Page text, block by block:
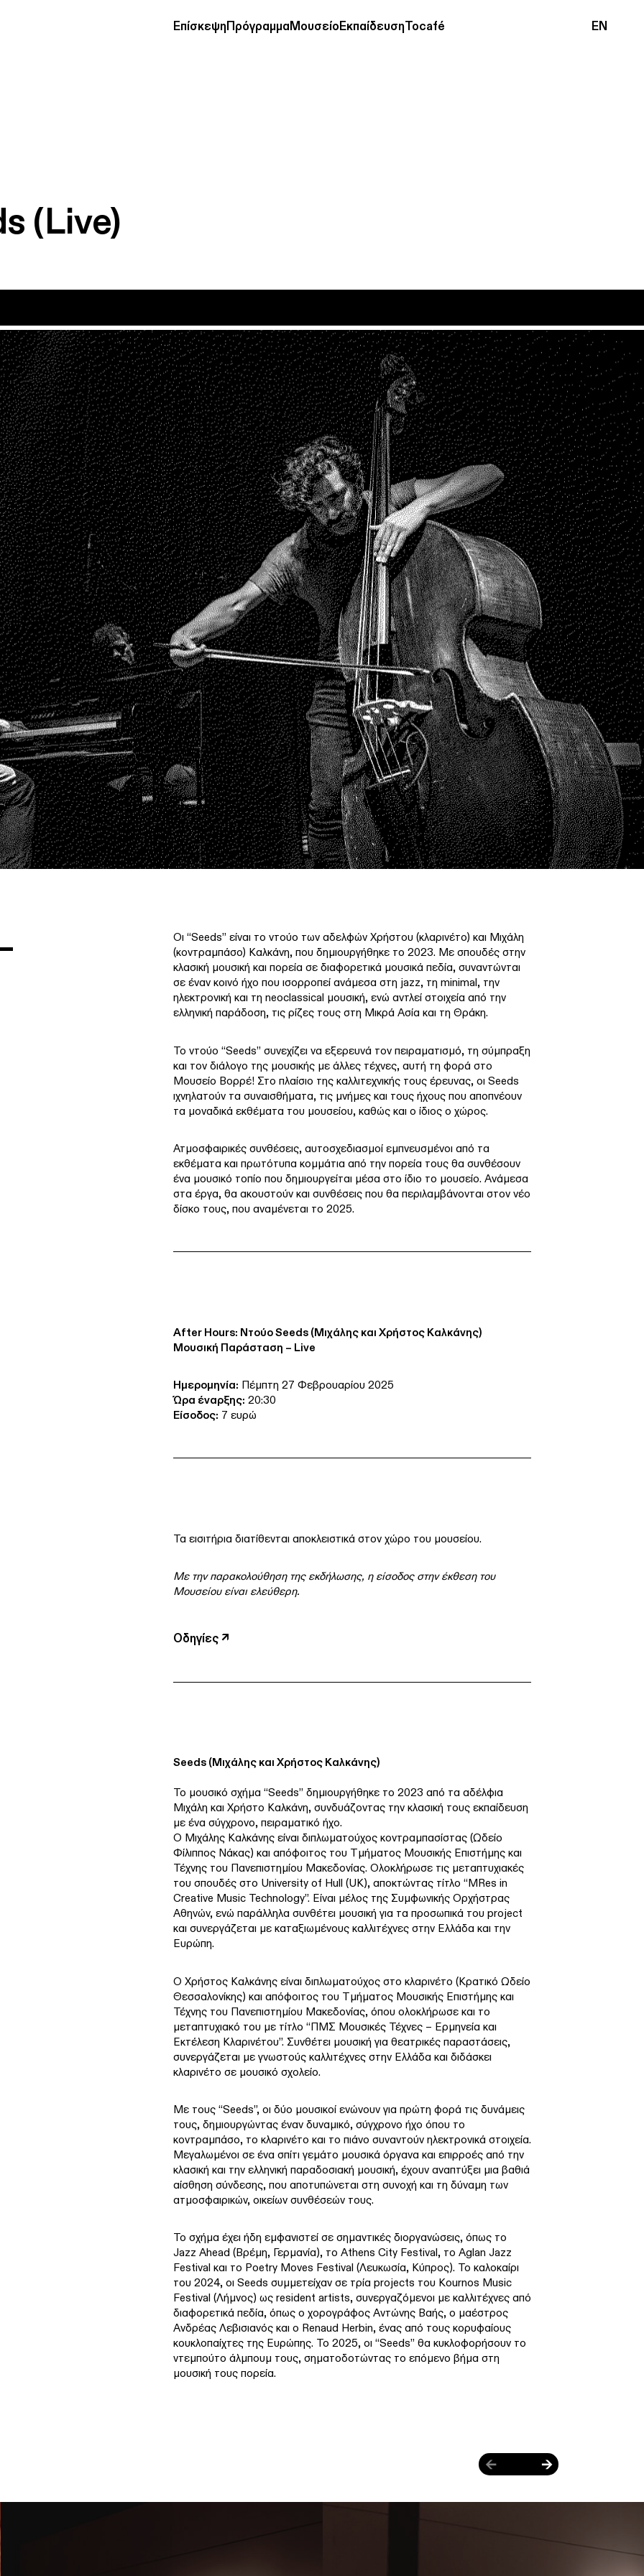
Επίσκεψη Πρόγραμμα Μουσείο ΕκπαίδευσηTocafé EN
(Live)
Οι “Seeds” είναι το ντούο των αδελφών Χρήστου (κλαρινέτο) και Μιχάλη
(κοντραμπάσο) Καλκάνη, που δημιουργήθηκε το 2023. Με σπουδές στην
κλασική μουσική και πορεία σε διαφορετικά μουσικά πεδία, συναντώνται
σε έναν κοινό ήχο που ισορροπεί ανάμεσα στη jazz, τη minimal, την
ηλεκτρονική και τη neoclassical μουσική, ενώ αντλεί στοιχεία από την
ελληνική παράδοση, τις ρίζες τους στη Μικρά Ασία και τη Θράκη.
Το ντούο “Seeds” συνεχίζει να εξερευνά τον πειραματισμό, τη σύμπραξη
και τον διάλογο της μουσικής με άλλες τέχνες, αυτή τη φορά στο
Μουσείο Βορρέ! Στο πλαίσιο της καλλιτεχνικής τους έρευνας, οι Seeds
ιχνηλατούν τα συναισθήματα, τις μνήμες και τους ήχους που αποπνέουν
τα μοναδικά εκθέματα του μουσείου, καθώς και ο ίδιος ο χώρος.
Ατμοσφαιρικές συνθέσεις, αυτοσχεδιασμοί εμπνευσμένοι από τα
εκθέματα και πρωτότυπα κομμάτια από την πορεία τους θα συνθέσουν
ένα μουσικό τοπίο που δημιουργείται μέσα στο ίδιο το μουσείο. Ανάμεσα
στα έργα, θα ακουστούν και συνθέσεις που θα περιλαμβάνονται στον νέο
δίσκο τους, που αναμένεται το 2025.
After Hours: Ντούο Seeds (Μιχάλης και Χρήστος Καλκάνης)
Μουσική Παράσταση – Live
Ημερομηνία: Πέμπτη 27 Φεβρουαρίου 2025
Ώρα έναρξης: 20:30
Είσοδος: 7 ευρώ
Τα εισιτήρια διατίθενται αποκλειστικά στον χώρο του μουσείου.
Με την παρακολούθηση της εκδήλωσης, η είσοδος στην έκθεση του
Μουσείου είναι ελεύθερη.
Οδηγίες ↗
Seeds (Μιχάλης και Χρήστος Καλκάνης)
Το μουσικό σχήμα “Seeds” δημιουργήθηκε το 2023 από τα αδέλφια
Μιχάλη και Χρήστο Καλκάνη, συνδυάζοντας την κλασική τους εκπαίδευση
με ένα σύγχρονο, πειραματικό ήχο.
Ο Μιχάλης Καλκάνης είναι διπλωματούχος κοντραμπασίστας (Ωδείο
Φίλιππος Νάκας) και απόφοιτος του Τμήματος Μουσικής Επιστήμης και
Τέχνης του Πανεπιστημίου Μακεδονίας. Ολοκλήρωσε τις μεταπτυχιακές
του σπουδές στο University of Hull (UK), αποκτώντας τίτλο “MRes in
Creative Music Technology”. Είναι μέλος της Συμφωνικής Ορχήστρας
Αθηνών, ενώ παράλληλα συνθέτει μουσική για τα προσωπικά του project
και συνεργάζεται με καταξιωμένους καλλιτέχνες στην Ελλάδα και την
Ευρώπη.
Ο Χρήστος Καλκάνης είναι διπλωματούχος στο κλαρινέτο (Κρατικό Ωδείο
Θεσσαλονίκης) και απόφοιτος του Τμήματος Μουσικής Επιστήμης και
Τέχνης του Πανεπιστημίου Μακεδονίας, όπου ολοκλήρωσε και το
μεταπτυχιακό του με τίτλο “ΠΜΣ Μουσικές Τέχνες – Ερμηνεία και
Εκτέλεση Κλαρινέτου”. Συνθέτει μουσική για θεατρικές παραστάσεις,
συνεργάζεται με γνωστούς καλλιτέχνες στην Ελλάδα και διδάσκει
κλαρινέτο σε μουσικό σχολείο.
Με τους “Seeds”, οι δύο μουσικοί ενώνουν για πρώτη φορά τις δυνάμεις
τους, δημιουργώντας έναν δυναμικό, σύγχρονο ήχο όπου το
κοντραμπάσο, το κλαρινέτο και το πιάνο συναντούν ηλεκτρονικά στοιχεία.
Μεγαλωμένοι σε ένα σπίτι γεμάτο μουσικά όργανα και επιρροές από την
κλασική και την ελληνική παραδοσιακή μουσική, έχουν αναπτύξει μια βαθιά
αίσθηση σύνδεσης, που αποτυπώνεται στη συνοχή και τη δύναμη των
ατμοσφαιρικών, οικείων συνθέσεών τους.
Το σχήμα έχει ήδη εμφανιστεί σε σημαντικές διοργανώσεις, όπως το
Jazz Ahead (Βρέμη, Γερμανία), το Athens City Festival, το Aglan Jazz
Festival και το Poetry Moves Festival (Λευκωσία, Κύπρος). Το καλοκαίρι
του 2024, οι Seeds συμμετείχαν σε τρία projects του Kournos Music
Festival (Λήμνος) ως resident artists, συνεργαζόμενοι με καλλιτέχνες από
διαφορετικά πεδία, όπως ο χορογράφος Αντώνης Βαής, ο μαέστρος
Ανδρέας Λεβισιανός και ο Renaud Herbin, ένας από τους κορυφαίους
κουκλοπαίχτες της Ευρώπης. Το 2025, οι “Seeds” θα κυκλοφορήσουν το
ντεμπούτο άλμπουμ τους, σηματοδοτώντας το επόμενο βήμα στη
μουσική τους πορεία.
← →